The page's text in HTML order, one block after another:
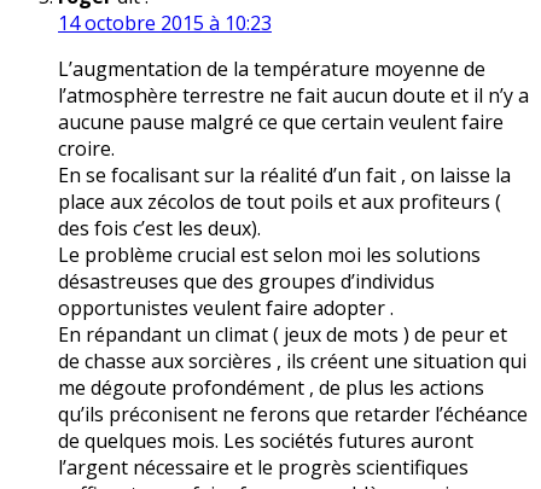
14 octobre 2015 à 10:23
L’augmentation de la température moyenne de
l’atmosphère terrestre ne fait aucun doute et il n’y a
aucune pause malgré ce que certain veulent faire
croire.
En se focalisant sur la réalité d’un fait , on laisse la
place aux zécolos de tout poils et aux profiteurs (
des fois c’est les deux).
Le problème crucial est selon moi les solutions
désastreuses que des groupes d’individus
opportunistes veulent faire adopter .
En répandant un climat ( jeux de mots ) de peur et
de chasse aux sorcières , ils créent une situation qui
me dégoute profondément , de plus les actions
qu’ils préconisent ne ferons que retarder l’échéance
de quelques mois. Les sociétés futures auront
l’argent nécessaire et le progrès scientifiques